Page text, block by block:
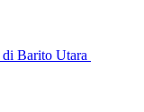
Barito Utara